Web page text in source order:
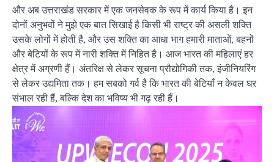
और अब उत्तराखंड सरकार में एक जनसेवक के रूप में कार्य किया है। इन
दोनों अनुभवों ने मुझे एक बात सिखाई है किसी भी राष्ट्र की असली शक्ति
उसके लोगों में होती है, और उस शक्ति का आधा भाग हमारी माताओं, बहनों
और बेटियों के रूप में नारी शक्ति में निहित है। आज भारत की महिलाएं हर
क्षेत्र में अग्रणी हैं। अंतरिक्ष से लेकर सूचना प्रौद्योगिकी तक, इंजीनियरिंग
से लेकर उद्यमिता तक। हम सबको गर्व है कि भारत की बेटियाँ न केवल घर
संभाल रही हैं, बल्कि देश का भविष्य भी गढ़ रही हैं।